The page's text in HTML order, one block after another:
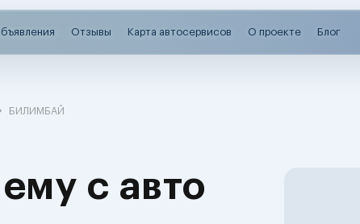
Отзывы Карта автосервисов О проекте Блог
БИЛИМБАЙ
с авто